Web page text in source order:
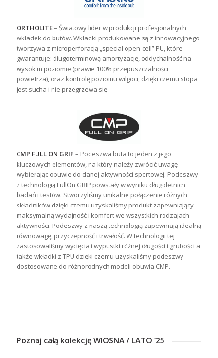
ORTHOLITE– Światowy lider w produkcji profesjonalnych
wkładek do butów. Wkładki produkowane są z innowacyjnego
tworzywa z microperforacją „special open-cell” PU, które
gwarantuje: długoterminową amortyzację, oddychalność na
wysokim poziomie (prawie 100% przepuszczalności
powietrza), oraz kontrolę poziomu wilgoci, dzięki czemu stopa
jest sucha i nie przegrzewa się
CMP FULL ON GRIP – Podeszwa buta to jeden z jego
kluczowych elementów, na który należy zwrócić uwagę
wybierając obuwie do danej aktywności sportowej. Podeszwy
z technologią FullOn GRIP powstały w wyniku długoletnich
badań i testów. Stworzyliśmy unikalne połączenie różnych
składników dzięki czemu uzyskaliśmy produkt zapewniający
maksymalną wydajność i komfort we wszystkich rodzajach
aktywności. Podeszwy z naszą technologią zapewniają idealną
równowagę, przyczepność i trwałość. W technologii tej
zastosowaliśmy wycięcia i wypustki różnej długości i grubości a
także wkładki z TPU dzięki czemu uzyskaliśmy podeszwy
dostosowane do różnorodnych modeli obuwia CMP.
Poznaj całą kolekcję WIOSNA / LATO ’25